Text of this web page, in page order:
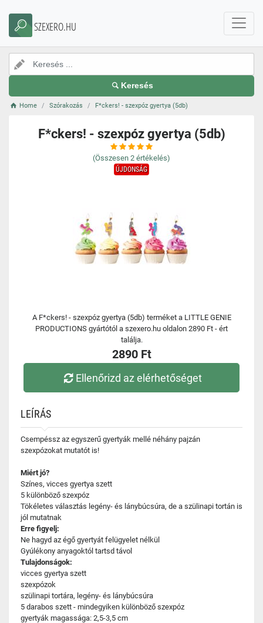
SZEXERO.HU
Keresés
Home Szórakozás F*ckers! - szexpóz gyertya (5db)
F*ckers! - szexpóz gyertya (5db)
(Összesen 2 értékelés)
ÚJDONSÁG
A F*ckers! - szexpóz gyertya (5db) terméket a LITTLE GENIE
PRODUCTIONS gyártótól a szexero.hu oldalon 2890 Ft - ért
találja.
2890 Ft
Ellenőrizd az elérhetőséget
LEÍRÁS
Csempéssz az egyszerű gyertyák mellé néhány pajzán
szexpózokat mutatót is!
Miért jó?
Színes, vicces gyertya szett
5 különböző szexpóz
Tökéletes választás legény- és lánybúcsúra, de a szülinapi tortán is
jól mutatnak
Erre figyelj:
Ne hagyd az égő gyertyát felügyelet nélkül
Gyúlékony anyagoktól tartsd távol
Tulajdonságok:
vicces gyertya szett
szexpózok
szülinapi tortára, legény- és lánybúcsúra
5 darabos szett - mindegyiken különböző szexpóz
gyertyák magassága: 2,5-3,5 cm